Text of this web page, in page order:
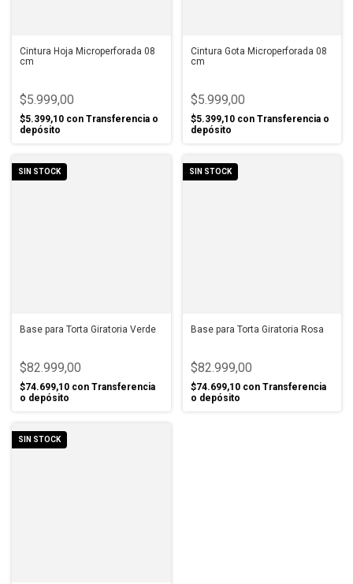
Cintura Hoja Microperforada 08
cm
$5.999,00
$5.399,10 con Transferencia o
depósito
Cintura Gota Microperforada 08
cm
$5.999,00
$5.399,10 con Transferencia o
depósito
SIN STOCK
Base para Torta Giratoria Verde
$82.999,00
$74.699,10 con Transferencia
o depósito
SIN STOCK
Base para Torta Giratoria Rosa
$82.999,00
$74.699,10 con Transferencia
o depósito
SIN STOCK